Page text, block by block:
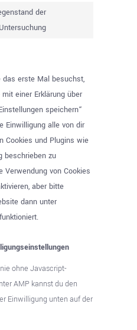
der
Untersuchung
sonstiges
das erste Mal besuchst,
einer Erklärung über
speichern“
Einwilligung alle von dir
Cookies und Plugins wie
beschrieben zu
Verwendung von Cookies
aber bitte
dann unter
ohne Javascript-
AMP kannst du den
Einwilligung unten auf der